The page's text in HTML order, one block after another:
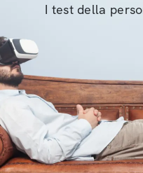
I test della